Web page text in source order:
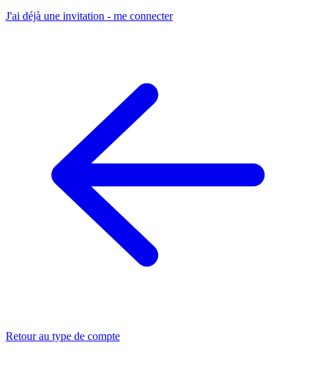
J'ai déjà une invitation - me connecter
Retour au type de compte